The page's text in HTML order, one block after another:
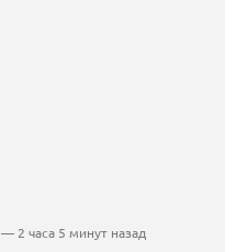
— 2 часа 5 минут назад